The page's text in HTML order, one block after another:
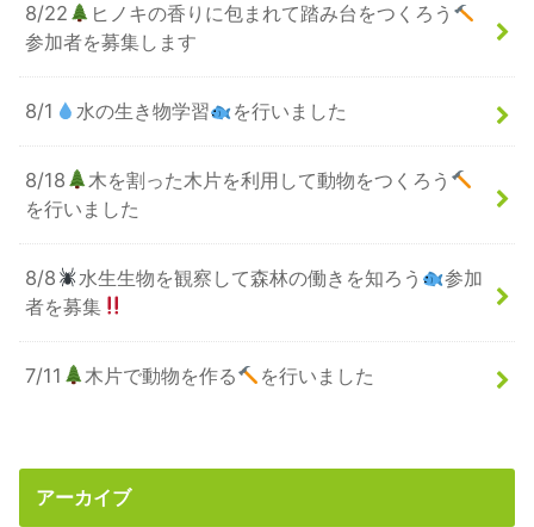
8/22
ヒノキの香りに包まれて踏み台をつくろう
参加者を募集します
8/1 水の生き物学習 を行いました
8/18
木を割った木片を利用して動物をつくろう
を行いました
8/8 水生生物を観察して森林の働きを知ろう
参加
者を募集
7/11 木片で動物を作る を行いました
アーカイブ